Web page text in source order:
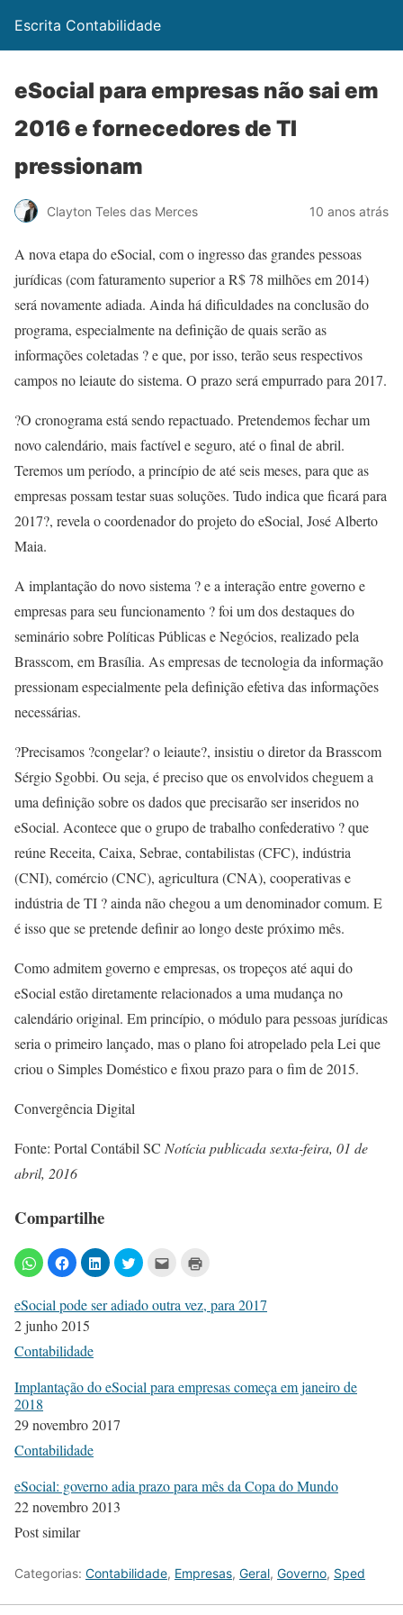
Escrita Contabilidade
eSocial para empresas não sai em
2016 e fornecedores de TI
pressionam
Clayton Teles das Merces 10 anos atrás
A nova etapa do eSocial, com o ingresso das grandes pessoas
jurídicas (com faturamento superior a R$ 78 milhões em 2014)
será novamente adiada. Ainda há dificuldades na conclusão do
programa, especialmente na definição de quais serão as
informações coletadas ? e que, por isso, terão seus respectivos
campos no leiaute do sistema. O prazo será empurrado para 2017.
?O cronograma está sendo repactuado. Pretendemos fechar um
novo calendário, mais factível e seguro, até o final de abril.
Teremos um período, a princípio de até seis meses, para que as
empresas possam testar suas soluções. Tudo indica que ficará para
2017?, revela o coordenador do projeto do eSocial, José Alberto
Maia.
A implantação do novo sistema ? e a interação entre governo e
empresas para seu funcionamento ? foi um dos destaques do
seminário sobre Políticas Públicas e Negócios, realizado pela
Brasscom, em Brasília. As empresas de tecnologia da informação
pressionam especialmente pela definição efetiva das informações
necessárias.
?Precisamos ?congelar? o leiaute?, insistiu o diretor da Brasscom
Sérgio Sgobbi. Ou seja, é preciso que os envolvidos cheguem a
uma definição sobre os dados que precisarão ser inseridos no
eSocial. Acontece que o grupo de trabalho confederativo ? que
reúne Receita, Caixa, Sebrae, contabilistas (CFC), indústria
(CNI), comércio (CNC), agricultura (CNA), cooperativas e
indústria de TI ? ainda não chegou a um denominador comum. E
é isso que se pretende definir ao longo deste próximo mês.
Como admitem governo e empresas, os tropeços até aqui do
eSocial estão diretamente relacionados a uma mudança no
calendário original. Em princípio, o módulo para pessoas jurídicas
seria o primeiro lançado, mas o plano foi atropelado pela Lei que
criou o Simples Doméstico e fixou prazo para o fim de 2015.
Convergência Digital
Fonte: Portal Contábil SC Notícia publicada sexta-feira, 01 de
abril, 2016
Compartilhe
eSocial pode ser adiado outra vez, para 2017
2 junho 2015
Contabilidade
Implantação do eSocial para empresas começa em janeiro de
2018
29 novembro 2017
Contabilidade
eSocial: governo adia prazo para mês da Copa do Mundo
22 novembro 2013
Post similar
Categorias: Contabilidade, Empresas, Geral, Governo, Sped